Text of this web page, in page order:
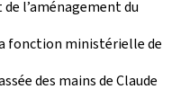
l’aménagement du
fonction ministérielle de
des mains de Claude